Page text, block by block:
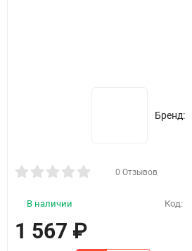
Бренд:
0 Отзывов
В наличии Код:
1 567 ₽